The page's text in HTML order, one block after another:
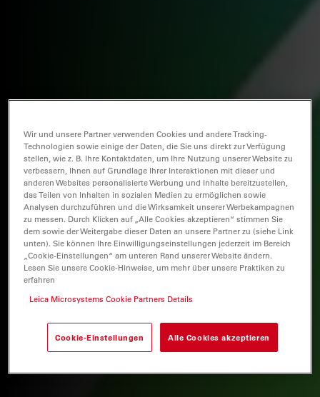
Wir und unsere Partner verwenden Cookies und andere Tracking-
Technologien sowie einige der Daten, die Sie uns direkt zur Verfügung
stellen, wie z. B. Ihre Kontaktdaten, um Ihre Nutzung unserer Website zu
verbessern, Ihnen auf Grundlage Ihrer Interaktionen mit dieser und
anderen Websites personalisierte Werbung und Inhalte bereitzustellen,
das Teilen von Inhalten in sozialen Medien zu ermöglichen sowie
Analysen durchzuführen und die Wirksamkeit unserer Werbekampagnen
zu messen. Durch Klicken auf „Alle Cookies akzeptieren“ stimmen Sie
dem sowie der Weitergabe dieser Daten an unsere Partner zu (siehe Link
unten). Sie können Ihre Einwilligungseinstellungen jederzeit im Bereich
„Cookie-Einstellungen“ am unteren Rand unserer Website ändern.
Lesen Sie unsere Cookie-Hinweise, um mehr über unsere Praktiken zu
erfahren
Leica Microsystems Cookie Partners Details
Cookie-Einstellungen Alle Cookies akzeptieren